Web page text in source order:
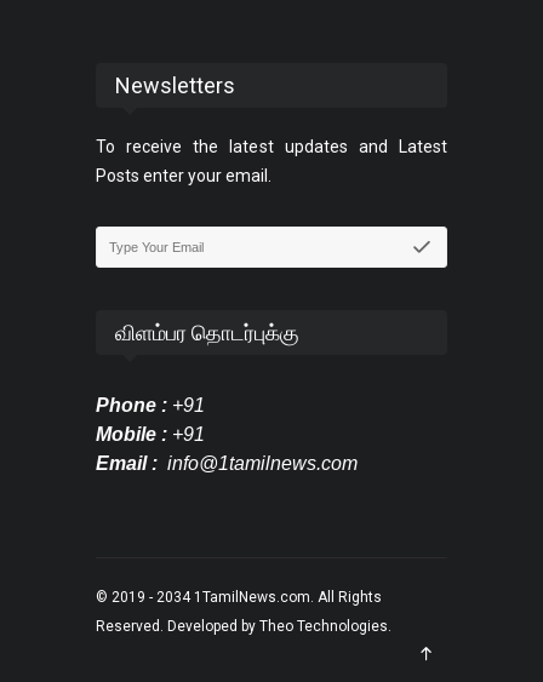
Newsletters
To receive the latest updates and Latest
Posts enter your email.
விளம்பர தொடர்புக்கு
Phone : +91
Mobile : +91
Email : info@1tamilnews.com
© 2019 - 2034 1TamilNews.com . All Rights
Reserved. Developed by Theo Technologies